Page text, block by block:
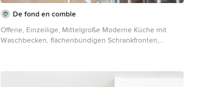
De fond en comble
Offene, Einzeilige, Mittelgroße Moderne Küche mit
Waschbecken, flächenbündigen Schrankfronten,
Elektrogeräten, Terrakottaboden, Kücheninsel, beigem
Boden und beiger Arbeitsplatte in Lyon